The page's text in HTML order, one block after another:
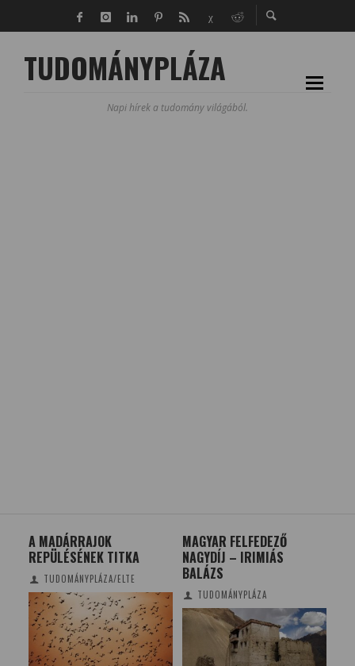
TUDOMÁNYPLÁZA
Napi hírek a tudomány világából.
MAGYAR FELFEDEZŐ
NAGYDÍJ – IRIMIÁS
BALÁZS
TUDOMÁNYPLÁZA
HÁMSEJTEK
ÁTPROGRAMOZÁSA
IDEGSEJTEKKÉ
TUDOMÁNYPLÁZA/ELTE